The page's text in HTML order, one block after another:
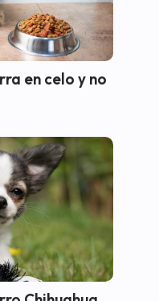
en celo y no